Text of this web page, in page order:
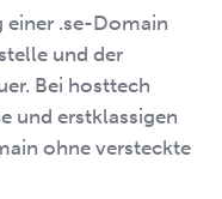
einer .se-Domain
und der
Bei hosttech
und erstklassigen
ohne versteckte